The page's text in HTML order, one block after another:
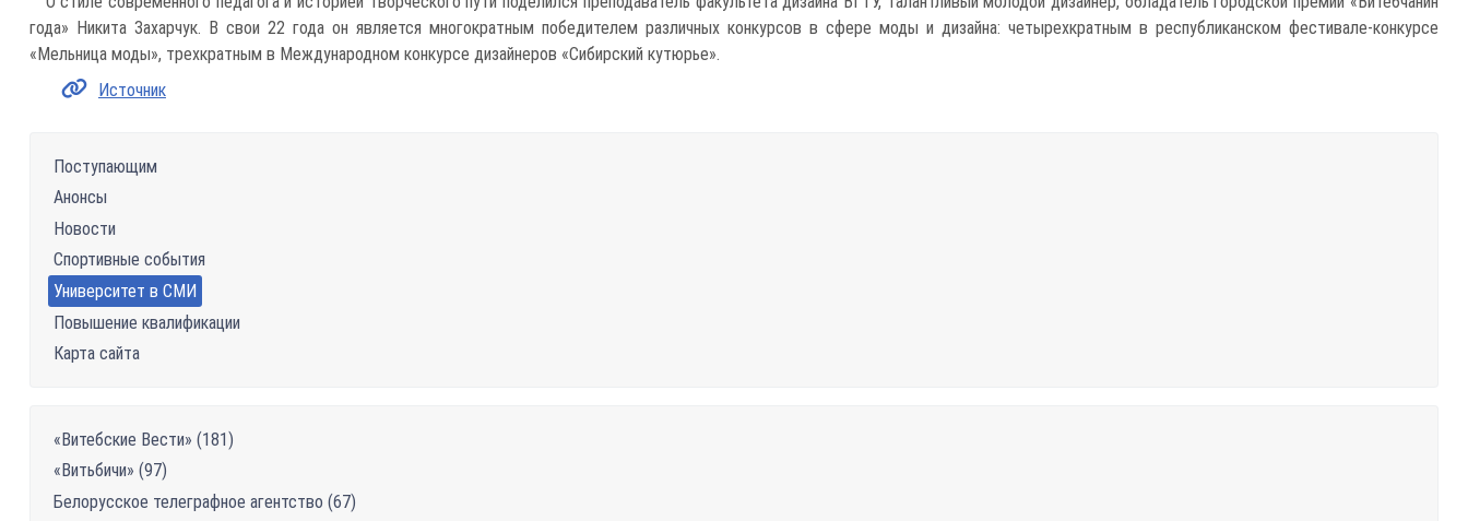
года» Никита Захарчук. В свои 22 года он является многократным победителем различных конкурсов в сфере моды и дизайна: четырехкратным в республиканском фестивале-конкурсе
«Мельница моды», трехкратным в Международном конкурсе дизайнеров «Сибирский кутюрье».
Источник
Поступающим
Анонсы
Новости
Спортивные события
Университет в СМИ
Повышение квалификации
Карта сайта
«Витебские Вести» (181)
«Витьбичи» (97)
Белорусское телеграфное агентство (67)